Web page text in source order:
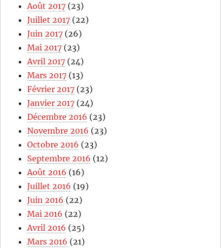
Août 2017 (23)
Juillet 2017 (22)
Juin 2017 (26)
Mai 2017 (23)
Avril 2017 (24)
Mars 2017 (13)
Février 2017 (23)
Janvier 2017 (24)
Décembre 2016 (23)
Novembre 2016 (23)
Octobre 2016 (23)
Septembre 2016 (12)
Août 2016 (16)
Juillet 2016 (19)
Juin 2016 (22)
Mai 2016 (22)
Avril 2016 (25)
Mars 2016 (21)